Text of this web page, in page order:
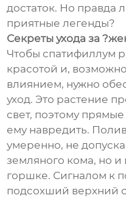
достаток. Но правда
приятные легенды?
Секреты ухода за
Чтобы спатифиллум
красотой и,
влиянием, нужно
уход. Это растение
свет, поэтому
ему навредить.
умеренно, не
земляного кома, но и
горшке. Сигналом к
подсохший верхний